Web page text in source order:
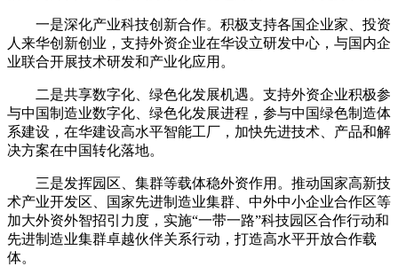
一是深化产业科技创新合作。积极支持各国企业家、投资
人来华创新创业，支持外资企业在华设立研发中心，与国内企
业联合开展技术研发和产业化应用。
二是共享数字化、绿色化发展机遇。支持外资企业积极参
与中国制造业数字化、绿色化发展进程，参与中国绿色制造体
系建设，在华建设高水平智能工厂，加快先进技术、产品和解
决方案在中国转化落地。
三是发挥园区、集群等载体稳外资作用。推动国家高新技
术产业开发区、国家先进制造业集群、中外中小企业合作区等
加大外资外智招引力度，实施“一带一路”科技园区合作行动和
先进制造业集群卓越伙伴关系行动，打造高水平开放合作载
体。